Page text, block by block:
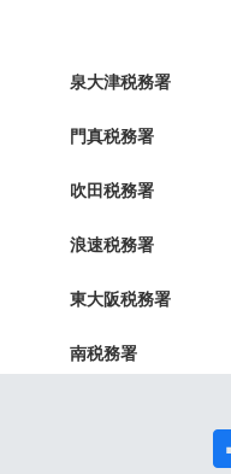
泉大津税務署
門真税務署
吹田税務署
浪速税務署
東大阪税務署
南税務署